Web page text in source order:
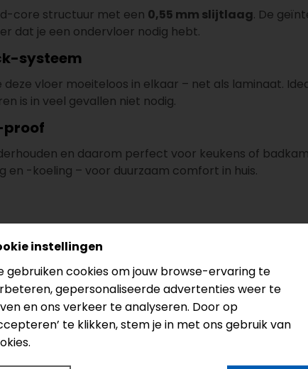
core structuur met een 0,55 mm slijtlaag. De
dat je een ondervloer nodig hebt.
systeem
vloer moeiteloos in elkaar – net als laminaat.
is in veel gevallen niet nodig.
proof
en daarom perfect voor keukens of
en -koeling – voor duurzaam comfort in huis.
te leggen
ruimtes
m²K/W
instellingen
gebruiken cookies om jouw browse-ervaring te
gepersonaliseerde advertenties weer te
en ons verkeer te analyseren. Door op
te klikken, stem je in met ons gebruik van